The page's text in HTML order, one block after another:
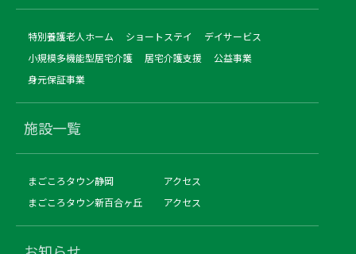
特別養護老人ホーム ショートステイ
デイサービス
小規模多機能型居宅介護
居宅介護支援
公益事業
身元保証事業
施設一覧
まごころタウン静岡
アクセス
まごころタウン新百合ヶ丘
アクセス